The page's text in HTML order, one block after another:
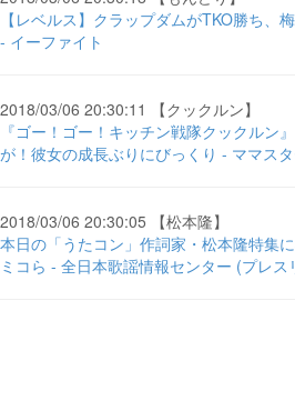
【レベルス】クラップダムがTKO勝ち、
- イーファイト
2018/03/06 20:30:11 【クックルン】
『ゴー！ゴー！キッチン戦隊クックルン
が！彼女の成長ぶりにびっくり - ママス
2018/03/06 20:30:05 【松本隆】
本日の「うたコン」作詞家・松本隆特集
ミコら - 全日本歌謡情報センター (プレス